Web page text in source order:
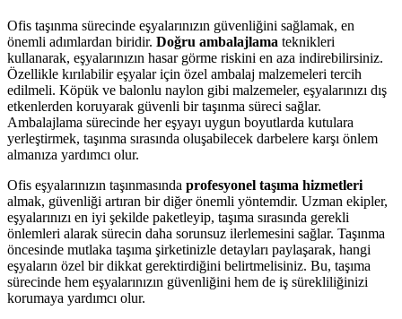
Ofis taşınma sürecinde eşyalarınızın güvenliğini sağlamak, en
önemli adımlardan biridir. Doğru ambalajlama teknikleri
kullanarak, eşyalarınızın hasar görme riskini en aza indirebilirsiniz.
Özellikle kırılabilir eşyalar için özel ambalaj malzemeleri tercih
edilmeli. Köpük ve balonlu naylon gibi malzemeler, eşyalarınızı dış
etkenlerden koruyarak güvenli bir taşınma süreci sağlar.
Ambalajlama sürecinde her eşyayı uygun boyutlarda kutulara
yerleştirmek, taşınma sırasında oluşabilecek darbelere karşı önlem
almanıza yardımcı olur.
Ofis eşyalarınızın taşınmasında profesyonel taşıma hizmetleri
almak, güvenliği artıran bir diğer önemli yöntemdir. Uzman ekipler,
eşyalarınızı en iyi şekilde paketleyip, taşıma sırasında gerekli
önlemleri alarak sürecin daha sorunsuz ilerlemesini sağlar. Taşınma
öncesinde mutlaka taşıma şirketinizle detayları paylaşarak, hangi
eşyaların özel bir dikkat gerektirdiğini belirtmelisiniz. Bu, taşıma
sürecinde hem eşyalarınızın güvenliğini hem de iş sürekliliğinizi
korumaya yardımcı olur.